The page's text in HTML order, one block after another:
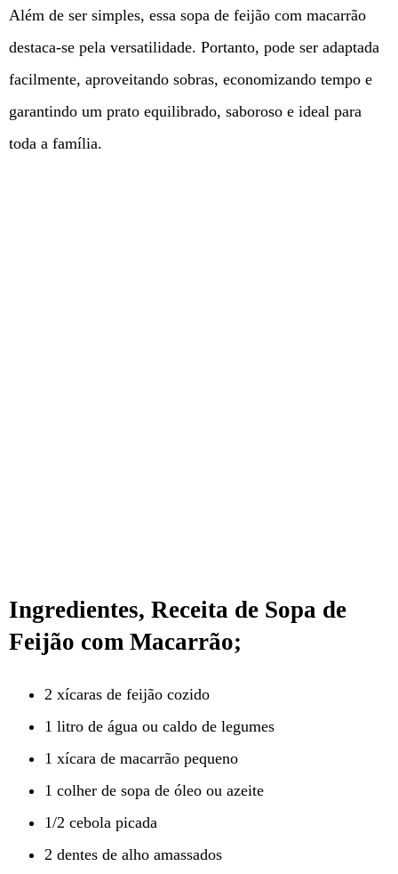
Além de ser simples, essa sopa de feijão com macarrão
destaca-se pela versatilidade. Portanto, pode ser adaptada
facilmente, aproveitando sobras, economizando tempo e
garantindo um prato equilibrado, saboroso e ideal para
toda a família.
Ingredientes, Receita de Sopa de
Feijão com Macarrão;
2 xícaras de feijão cozido
1 litro de água ou caldo de legumes
1 xícara de macarrão pequeno
1 colher de sopa de óleo ou azeite
1/2 cebola picada
2 dentes de alho amassados